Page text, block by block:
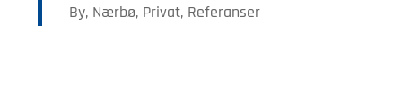
By, Nærbø, Privat, Referanser